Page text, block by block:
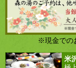
※現金での
米